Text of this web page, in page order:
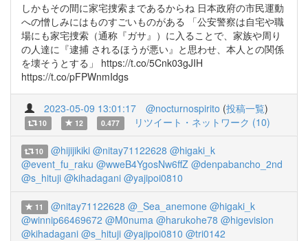
しかもその間に家宅捜索まであるからね 日本政府の市民運動
への憎しみにはものすごいものがある 「公安警察は自宅や職
場にも家宅捜索（通称『ガサ』）に入ることで、家族や周り
の人達に『逮捕 されるほうが悪い』と思わせ、本人との関係
を壊そうとする」 https://t.co/5Cnk03gJIH
https://t.co/pFPWnmIdgs
2023-05-09 13:01:17 @nocturnospirito (投稿一覧)
10 12 0.477 リツイート・ネットワーク (10)
10 @hijijikiki @nitay71122628 @higaki_k
@event_fu_raku @wweB4YgosNw6ffZ @denpabancho_2nd
@s_hituji @kihadagani @yajipoi0810
11 @nitay71122628 @_Sea_anemone @higaki_k
@winnip66469672 @M0numa @harukohe78 @higevision
@kihadagani @s_hituji @yajipoi0810 @tri0142